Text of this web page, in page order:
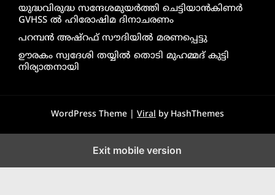
യുദ്ധവിരുദ്ധ സന്ദേശമുയർത്തി ചെട്ടിയാൻകിണർ
GVHSS ൽ ഹിരോഷിമ ദിനാചരണം
പറമ്പൻ അഷ്‌റഫ് സൗദിയിൽ മരണപ്പെട്ടു
ഊരകം സ്വദേശി തയ്യിൽ തൊടി മുഹമ്മദ് കുട്ടി
നിര്യാതനായി
WordPress Theme | Viral by HashThemes
Exit mobile version